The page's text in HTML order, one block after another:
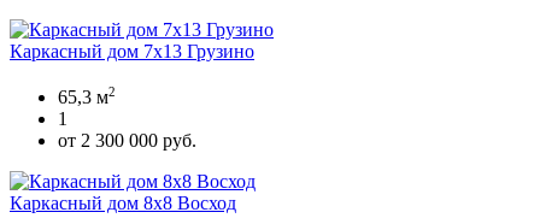
Каркасный дом 7х13 Грузино
65,3 м2
1
от 2 300 000 руб.
Каркасный дом 8х8 Восход